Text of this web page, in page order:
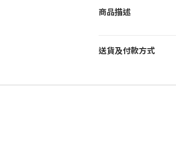
商品描述
送貨及付款方式